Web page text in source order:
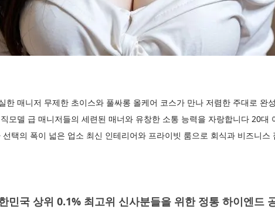
한 매니저 무제한 초이스와 풀싸롱 올케어 코스가 만나 저렴한 주대로 완
모델 급 매니저들의 세련된 매너와 유창한 소통 능력을 자랑합니다 20대
택의 폭이 넓은 업소 최신 인테리어와 프라이빗 룸으로 회식과 비즈니스
민국 상위 0.1% 최고위 신사분들을 위한 정통 하이엔드